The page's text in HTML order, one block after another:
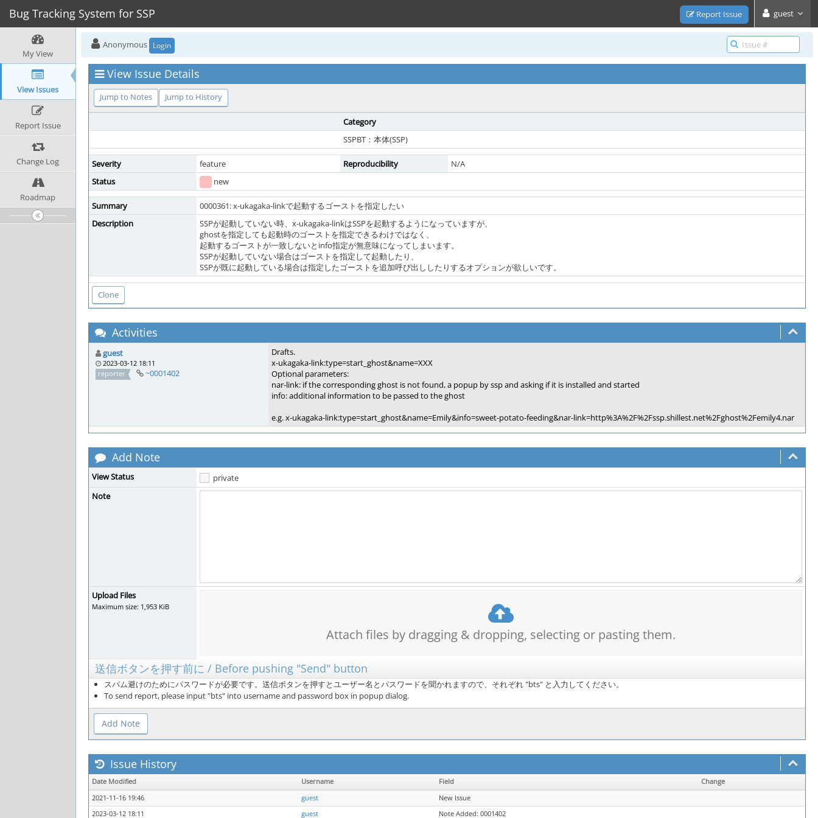
Bug Tracking System for SSP Report Issue guest
My View
View Issues
Report Issue
Change Log
Roadmap
Anonymous Login
View Issue Details
Jump to Notes Jump to History
Category
SSPBT：本体(SSP)
Severity feature Reproducibility
N/A
Status
new
Summary
0000361: x-ukagaka-linkで起動するゴーストを指定したい
Description
SSPが起動していない時、x-ukagaka-linkはSSPを起動するようになっていますが、
ghostを指定しても起動時のゴーストを指定できるわけではなく、
起動するゴーストが一致しないとinfo指定が無意味になってしまいます。
SSPが起動していない場合はゴーストを指定して起動したり、
SSPが既に起動している場合は指定したゴーストを追加呼び出ししたりするオプションが欲しいです。
Activities
guest
2023-03-12 18:11
reporter
~0001402
Drafts.
x-ukagaka-link:type=start_ghost&name=XXX
Optional parameters:
nar-link: if the corresponding ghost is not found, a popup by ssp and asking if it is installed and started
info: additional information to be passed to the ghost
e.g. x-ukagaka-link:type=start_ghost&name=Emily&info=sweet-potato-feeding&nar-link=http%3A%2F%2Fssp.shillest.net%2Fghost%2Femily4.nar
Add Note
View Status
private
Note
Upload Files
Maximum size: 1,953 KiB
Attach files by dragging & dropping, selecting or pasting them.
送信ボタンを押す前に / Before pushing "Send" button
スパム避けのためにパスワードが必要です。送信ボタンを押すとユーザー名とパスワードを聞かれますので、それぞれ "bts" と入力してください。
To send report, please input "bts" into username and password box in popup dialog.
Issue History
Date Modified Username Field
Change
2021-11-16 19:46
guest
New Issue
2023-03-12 18:11
guest Note Added: 0001402